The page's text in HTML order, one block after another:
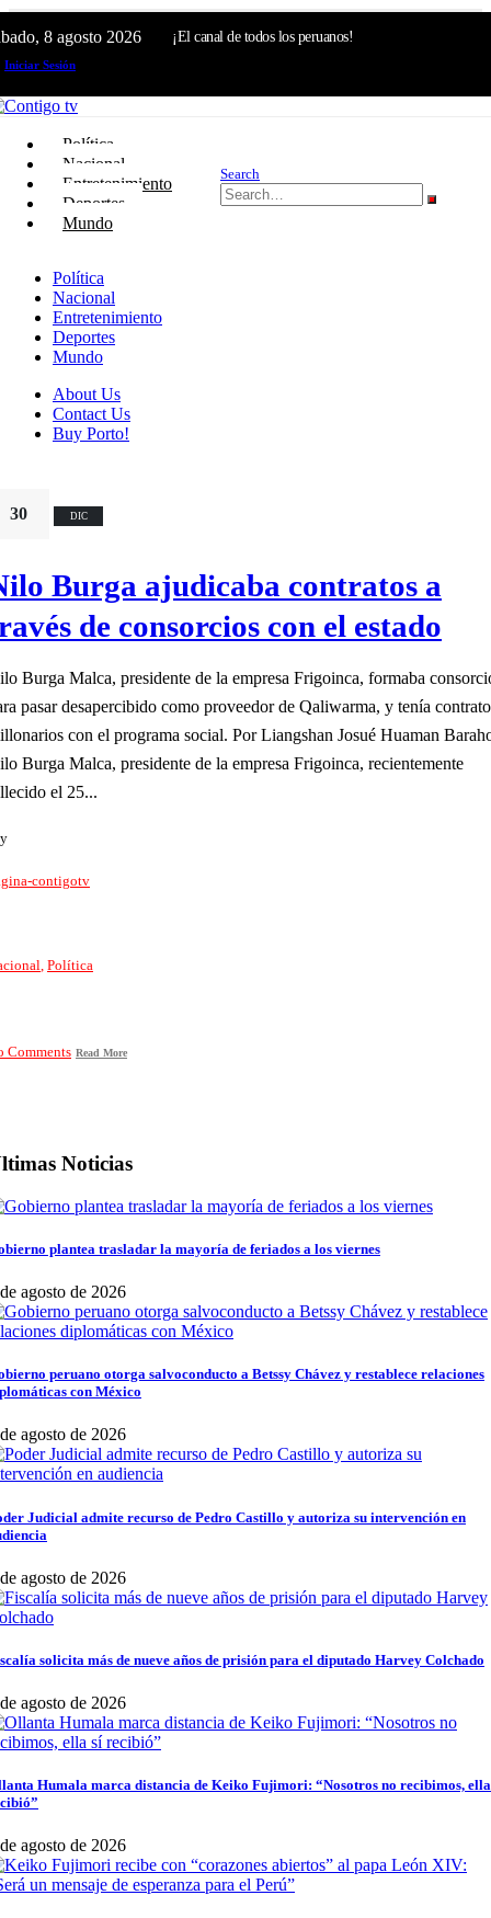
8 agosto 2026 ¡El canal de todos los peruanos!
Iniciar Sesión
Política
Nacional
Entretenimiento
Deportes
Mundo
Search
Política
Nacional
Entretenimiento
Deportes
Mundo
About Us
Contact Us
Buy Porto!
30 DIC
Burga ajudicaba contratos a
de consorcios con el estado
Burga Malca, presidente de la empresa Frigoinca, formaba
pasar desapercibido como proveedor de Qaliwarma, y tenía
con el programa social. Por Liangshan Josué Huaman
Burga Malca, presidente de la empresa Frigoinca, recientemente
el 25...
contigotv
, Política
Comments Read More
Noticias
plantea trasladar la mayoría de feriados a los viernes
agosto de 2026
peruano otorga salvoconducto a Betssy Chávez y restablece relaciones
con México
agosto de 2026
Judicial admite recurso de Pedro Castillo y autoriza su intervención en
agosto de 2026
solicita más de nueve años de prisión para el diputado Harvey Colchado
agosto de 2026
Humala marca distancia de Keiko Fujimori: “Nosotros no recibimos,
agosto de 2026